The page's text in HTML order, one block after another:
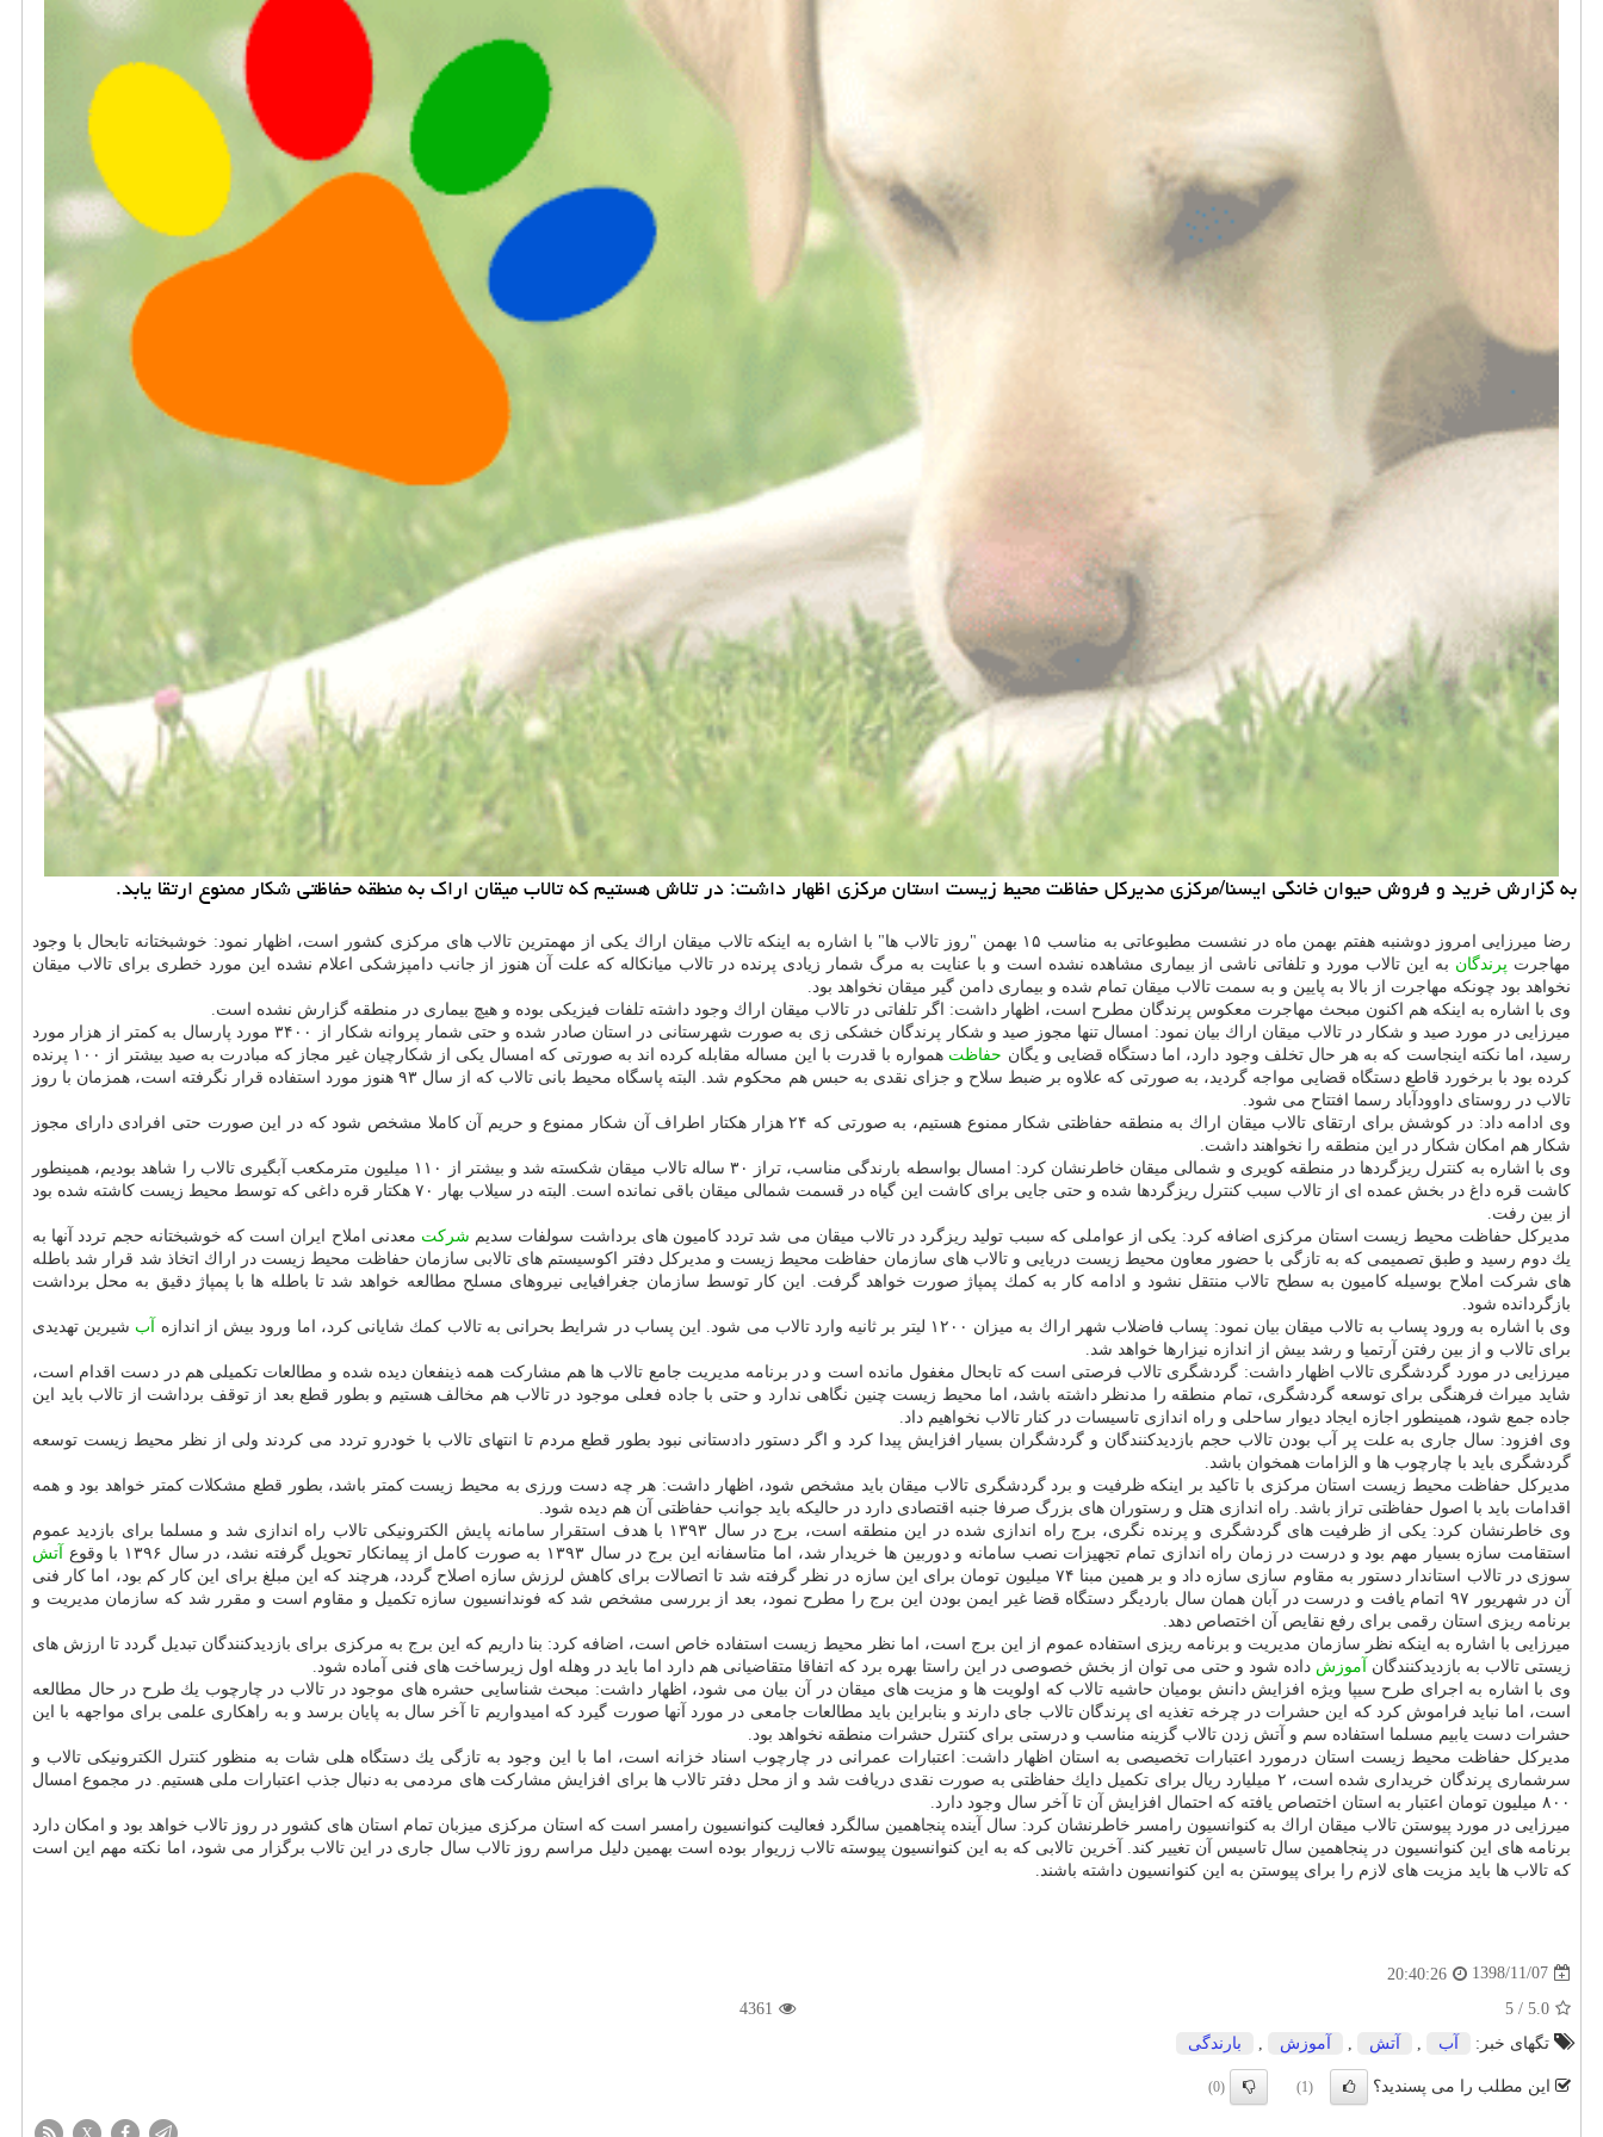
به گزارش خرید و فروش حیوان خانگی ایسنا/مركزی مدیركل حفاظت محیط زیست استان مركزی اظهار داشت: در تلاش هستیم كه تالاب میقان اراك به منطقه حفاظتی شكار ممنوع ارتقا یابد.
رضا میرزایی امروز دوشنبه هفتم بهمن ماه در نشست مطبوعاتی به مناسب ۱۵ بهمن "روز تالاب ها" با اشاره به اینكه تالاب میقان اراك یكی از مهمترین تالاب های مركزی كشور است، اظهار نمود: خوشبختانه تابحال با وجود
مهاجرت پرندگان به این تالاب مورد و تلفاتی ناشی از بیماری مشاهده نشده است و با عنایت به مرگ شمار زیادی پرنده در تالاب میانكاله كه علت آن هنوز از جانب دامپزشكی اعلام نشده این مورد خطری برای تالاب میقان
نخواهد بود چونكه مهاجرت از بالا به پایین و به سمت تالاب میقان تمام شده و بیماری دامن گیر میقان نخواهد بود.
وی با اشاره به اینكه هم اكنون مبحث مهاجرت معكوس پرندگان مطرح است، اظهار داشت: اگر تلفاتی در تالاب میقان اراك وجود داشته تلفات فیزیكی بوده و هیچ بیماری در منطقه گزارش نشده است.
میرزایی در مورد صید و شكار در تالاب میقان اراك بیان نمود: امسال تنها مجوز صید و شكار پرندگان خشكی زی به صورت شهرستانی در استان صادر شده و حتی شمار پروانه شكار از ۳۴۰۰ مورد پارسال به كمتر از هزار مورد
رسید، اما نكته اینجاست كه به هر حال تخلف وجود دارد، اما دستگاه قضایی و یگان حفاظت
همواره با قدرت با این مساله مقابله كرده اند به صورتی كه امسال یكی از شكارچیان غیر مجاز كه مبادرت به صید بیشتر از ۱۰۰ پرنده
كرده بود با برخورد قاطع دستگاه قضایی مواجه گردید، به صورتی كه علاوه بر ضبط سلاح و جزای نقدی به حبس هم محكوم شد. البته پاسگاه محیط بانی تالاب كه از سال ۹۳ هنوز مورد استفاده قرار نگرفته است، همزمان با روز
تالاب در روستای داوودآباد رسما افتتاح می شود.
وی ادامه داد: در كوشش برای ارتقای تالاب میقان اراك به منطقه حفاظتی شكار ممنوع هستیم، به صورتی كه ۲۴ هزار هكتار اطراف آن شكار ممنوع و حریم آن كاملا مشخص شود كه در این صورت حتی افرادی دارای مجوز
شكار هم امكان شكار در این منطقه را نخواهند داشت.
وی با اشاره به كنترل ریزگردها در منطقه كویری و شمالی میقان خاطرنشان كرد: امسال بواسطه بارندگی مناسب، تراز ۳۰ ساله تالاب میقان شكسته شد و بیشتر از ۱۱۰ میلیون مترمكعب آبگیری تالاب را شاهد بودیم، همینطور
كاشت قره داغ در بخش عمده ای از تالاب سبب كنترل ریزگردها شده و حتی جایی برای كاشت این گیاه در قسمت شمالی میقان باقی نمانده است. البته در سیلاب بهار ۷۰ هكتار قره داغی كه توسط محیط زیست كاشته شده بود
از بین رفت.
مدیركل حفاظت محیط زیست استان مركزی اضافه كرد: یكی از عواملی كه سبب تولید ریزگرد در تالاب میقان می شد تردد كامیون های برداشت سولفات سدیم شركت معدنی املاح ایران است كه خوشبختانه حجم تردد آنها به
یك دوم رسید و طبق تصمیمی كه به تازگی با حضور معاون محیط زیست دریایی و تالاب های سازمان حفاظت محیط زیست و مدیركل دفتر اكوسیستم های تالابی سازمان حفاظت محیط زیست در اراك اتخاذ شد قرار شد باطله
های شركت املاح بوسیله كامیون به سطح تالاب منتقل نشود و ادامه كار به كمك پمپاژ صورت خواهد گرفت. این كار توسط سازمان جغرافیایی نیروهای مسلح مطالعه خواهد شد تا باطله ها با پمپاژ دقیق به محل برداشت
بازگردانده شود.
وی با اشاره به ورود پساب به تالاب میقان بیان نمود: پساب فاضلاب شهر اراك به میزان ۱۲۰۰ لیتر بر ثانیه وارد تالاب می شود. این پساب در شرایط بحرانی به تالاب كمك شایانی كرد، اما ورود بیش از اندازه
آب شیرین تهدیدی
برای تالاب و از بین رفتن آرتمیا و رشد بیش از اندازه نیزارها خواهد شد.
میرزایی در مورد گردشگری تالاب اظهار داشت: گردشگری تالاب فرصتی است كه تابحال مغفول مانده است و در برنامه مدیریت جامع تالاب ها هم مشاركت همه ذینفعان دیده شده و مطالعات تكمیلی هم در دست اقدام است،
شاید میراث فرهنگی برای توسعه گردشگری، تمام منطقه را مدنظر داشته باشد، اما محیط زیست چنین نگاهی ندارد و حتی با جاده فعلی موجود در تالاب هم مخالف هستیم و بطور قطع بعد از توقف برداشت از تالاب باید این
جاده جمع شود، همینطور اجازه ایجاد دیوار ساحلی و راه اندازی تاسیسات در كنار تالاب نخواهیم داد.
وی افزود: سال جاری به علت پر آب بودن تالاب حجم بازدیدكنندگان و گردشگران بسیار افزایش پیدا كرد و اگر دستور دادستانی نبود بطور قطع مردم تا انتهای تالاب با خودرو تردد می كردند ولی از نظر محیط زیست توسعه
گردشگری باید با چارچوب ها و الزامات همخوان باشد.
مدیركل حفاظت محیط زیست استان مركزی با تاكید بر اینكه ظرفیت و برد گردشگری تالاب میقان باید مشخص شود، اظهار داشت: هر چه دست ورزی به محیط زیست كمتر باشد، بطور قطع مشكلات كمتر خواهد بود و همه
اقدامات باید با اصول حفاظتی تراز باشد. راه اندازی هتل و رستوران های بزرگ صرفا جنبه اقتصادی دارد در حالیكه باید جوانب حفاظتی آن هم دیده شود.
وی خاطرنشان كرد: یكی از ظرفیت های گردشگری و پرنده نگری، برج راه اندازی شده در این منطقه است، برج در سال ۱۳۹۳ با هدف استقرار سامانه پایش الكترونیكی تالاب راه اندازی شد و مسلما برای بازدید عموم
استقامت سازه بسیار مهم بود و درست در زمان راه اندازی تمام تجهیزات نصب سامانه و دوربین ها خریدار شد، اما متاسفانه این برج در سال ۱۳۹۳ به صورت كامل از پیمانكار تحویل گرفته نشد، در سال ۱۳۹۶ با وقوع
آتش
سوزی در تالاب استاندار دستور به مقاوم سازی سازه داد و بر همین مبنا ۷۴ میلیون تومان برای این سازه در نظر گرفته شد تا اتصالات برای كاهش لرزش سازه اصلاح گردد، هرچند كه این مبلغ برای این كار كم بود، اما كار فنی
آن در شهریور ۹۷ اتمام یافت و درست در آبان همان سال باردیگر دستگاه قضا غیر ایمن بودن این برج را مطرح نمود، بعد از بررسی مشخص شد كه فوندانسیون سازه تكمیل و مقاوم است و مقرر شد كه سازمان مدیریت و
برنامه ریزی استان رقمی برای رفع نقایص آن اختصاص دهد.
میرزایی با اشاره به اینكه نظر سازمان مدیریت و برنامه ریزی استفاده عموم از این برج است، اما نظر محیط زیست استفاده خاص است، اضافه كرد: بنا داریم كه این برج به مركزی برای بازدیدكنندگان تبدیل گردد تا ارزش های
زیستی تالاب به بازدیدكنندگان آموزش داده شود و حتی می توان از بخش خصوصی در این راستا بهره برد كه اتفاقا متقاضیانی هم دارد اما باید در وهله اول زیرساخت های فنی آماده شود.
وی با اشاره به اجرای طرح سیپا ویژه افزایش دانش بومیان حاشیه تالاب كه اولویت ها و مزیت های میقان در آن بیان می شود، اظهار داشت: مبحث شناسایی حشره های موجود در تالاب در چارچوب یك طرح در حال مطالعه
است، اما نباید فراموش كرد كه این حشرات در چرخه تغذیه ای پرندگان تالاب جای دارند و بنابراین باید مطالعات جامعی در مورد آنها صورت گیرد كه امیدواریم تا آخر سال به پایان برسد و به راهكاری علمی برای مواجهه با این
حشرات دست یابیم مسلما استفاده سم و آتش زدن تالاب گزینه مناسب و درستی برای كنترل حشرات منطقه نخواهد بود.
مدیركل حفاظت محیط زیست استان درمورد اعتبارات تخصیصی به استان اظهار داشت: اعتبارات عمرانی در چارچوب اسناد خزانه است، اما با این وجود به تازگی یك دستگاه هلی شات به منظور كنترل الكترونیكی تالاب و
سرشماری پرندگان خریداری شده است، ۲ میلیارد ریال برای تكمیل دایك حفاظتی به صورت نقدی دریافت شد و از محل دفتر تالاب ها برای افزایش مشاركت های مردمی به دنبال جذب اعتبارات ملی هستیم. در مجموع امسال
۸۰۰ میلیون تومان اعتبار به استان اختصاص یافته كه احتمال افزایش آن تا آخر سال وجود دارد.
میرزایی در مورد پیوستن تالاب میقان اراك به كنوانسیون رامسر خاطرنشان كرد: سال آینده پنجاهمین سالگرد فعالیت كنوانسیون رامسر است كه استان مركزی میزبان تمام استان های كشور در روز تالاب خواهد بود و امكان دارد
برنامه های این كنوانسیون در پنجاهمین سال تاسیس آن تغییر كند. آخرین تالابی كه به این كنوانسیون پیوسته تالاب زریوار بوده است بهمین دلیل مراسم روز تالاب سال جاری در این تالاب برگزار می شود، اما نكته مهم این است
كه تالاب ها باید مزیت های لازم را برای پیوستن به این كنوانسیون داشته باشند.
1398/11/07
20:40:26
5.0
/
5
4361
تگهای خبر:
آب آتش آموزش بارندگی
این مطلب را می پسندید؟ (1)
(0)
X